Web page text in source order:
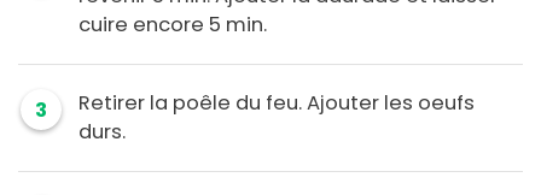
cuire encore 5 min.
3
Retirer la poêle du feu. Ajouter les oeufs
durs.